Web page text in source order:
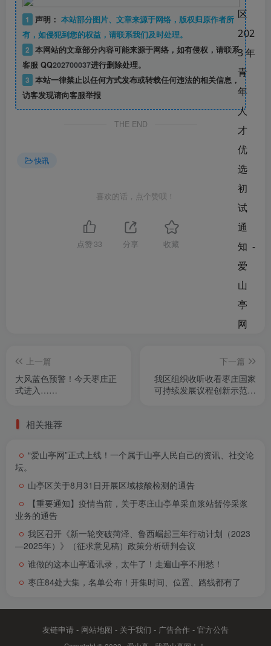
1 声明： 本站部分图片、文章来源于网络，版权归原作者所
有，如侵犯到您的权益，请联系我们及时处理。
2 本网站的文章部分内容可能来源于网络，如有侵权，请联系
客服 QQ202700037进行删除处理。
3 本站一律禁止以任何方式发布或转载任何违法的相关信息，
访客发现请向客服举报
THE END
快讯
喜欢的话，点个赞呗！
点赞 33 分享 收藏
上一篇
大风蓝色预警！今天枣庄正
式进入……
下一篇
我区组织收听收看枣庄国家
可持续发展议程创新示范区
相关推荐
“爱山亭网”正式上线！一个属于山亭人民自己的资讯、社交论
坛。
山亭区关于8月31日开展区域核酸检测的通告
【重要通知】疫情当前，关于枣庄山亭单采血浆站暂停采浆
业务的通告
我区召开《新一轮突破菏泽、鲁西崛起三年行动计划（2023
—2025年）》（征求意见稿）政策分析研判会议
谁做的这本山亭通讯录，太牛了！走遍山亭不用愁！
枣庄84处大集，名单公布！开集时间、位置、路线都有了
友链申请 - 网站地图 - 关于我们 - 广告合作 - 官方公告